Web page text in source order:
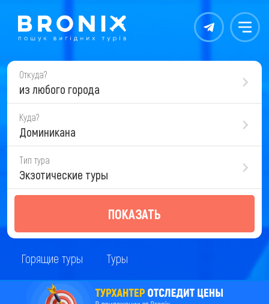
Контакты Меню
Откуда?
из любого города
Куда?
Доминикана
Тип тура
Экзотические туры
ПОКАЗАТЬ
Горящие туры Туры